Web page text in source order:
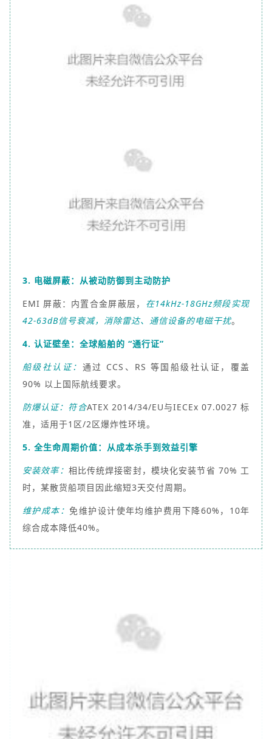
3. 电磁屏蔽：从被动防御到主动防护
EMI 屏蔽：内置合金屏蔽层， 在14kHz-18GHz频段实现
42-63dB信号衰减，消除雷达、通信设备的电磁干扰。
4. 认证壁垒：全球船舶的 “通行证”
船级社认证： 通过 CCS、RS 等国船级社认证，覆盖
90% 以上国际航线要求。
防爆认证：符合ATEX 2014/34/EU与IECEx 07.0027 标
准，适用于1区/2区爆炸性环境。
5. 全生命周期价值：从成本杀手到效益引擎
安装效率： 相比传统焊接密封，模块化安装节省 70% 工
时，某散货船项目因此缩短3天交付周期。
维护成本：免维护设计使年均维护费用下降60%，10年
综合成本降低40%。